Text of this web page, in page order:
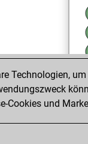
Technologien,
Cookies und